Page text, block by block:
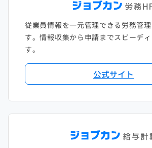
従業員情報を一元管理できる労務管
す。情報収集から申請までスピーデ
す。
公式サイト